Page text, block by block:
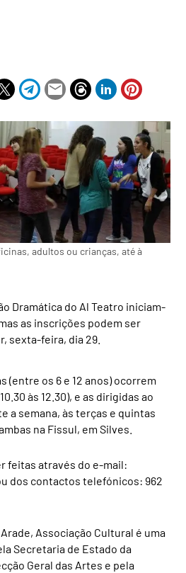
adultos ou crianças, até à
Dramática do Al Teatro iniciam-
as inscrições podem ser
sexta-feira, dia 29.
(entre os 6 e 12 anos) ocorrem
às 12.30), e as dirigidas ao
a semana, às terças e quintas
na Fissul, em Silves.
feitas através do e-mail:
dos contactos telefónicos: 962
Associação Cultural é uma
Secretaria de Estado da
Geral das Artes e pela